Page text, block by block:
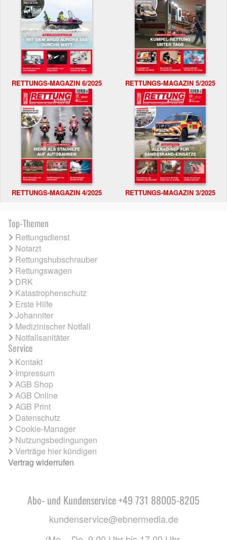
RETTUNGS-MAGAZIN 6/2025 RETTUNGS-MAGAZIN 5/2025
RETTUNGS-MAGAZIN 4/2025 RETTUNGS-MAGAZIN 3/2025
Top-Themen
Rettungsdienst
Notarzt
Rettungshubschrauber
Rettungswagen
DRK
Katastrophenschutz
Erste Hilfe
Johanniter
Medizinischer Notfall
Notfallsanitäter
Service
Kontakt
Impressum
AGB Shop
AGB Online
AGB Print
Datenschutz
Cookie-Manager
Nutzungsbedingungen
Verträge hier kündigen
Vertrag widerrufen
Abo- und Kundenservice +49 731 88005-8205
kundenservice@ebnermedia.de